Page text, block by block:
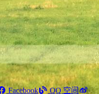
Facebook QQ 空间